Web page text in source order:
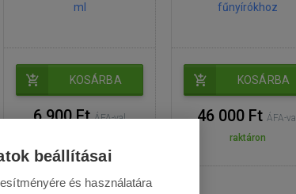
ml
KOSÁRBA
6 900 FtÁFA-val
fűnyírókhoz
KOSÁRBA
46 000 FtÁFA-val
raktáron
beállításai
és használatára